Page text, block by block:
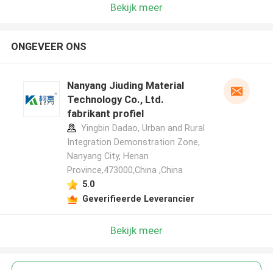
Bekijk meer
ONGEVEER ONS
Nanyang Jiuding Material
Technology Co., Ltd.
fabrikant profiel
Yingbin Dadao, Urban and Rural
Integration Demonstration Zone,
Nanyang City, Henan
Province,473000,China ,China
5.0
Geverifieerde Leverancier
Bekijk meer